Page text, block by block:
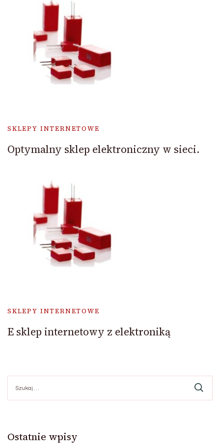
SKLEPY INTERNETOWE
Optymalny sklep elektroniczny w sieci.
SKLEPY INTERNETOWE
E sklep internetowy z elektroniką
Ostatnie wpisy